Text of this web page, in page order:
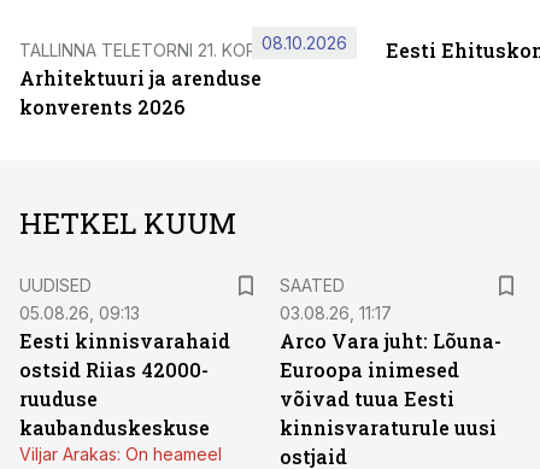
TALLINNA TELETORNI 21. KORRUSEL
Arhitektuuri ja arenduse
konverents 2026
08.10.2026 Eesti
HETKEL KUUM
UUDISED
05.08.26, 09:13
Eesti kinnisvarahaid
ostsid Riias 42000-
ruuduse
kaubanduskeskuse
Viljar Arakas: On heameel
SAATED
03.08.26, 11:17
Arco Vara juht: Lõuna-
Euroopa inimesed
võivad tuua Eesti
kinnisvaraturule uusi
ostjaid